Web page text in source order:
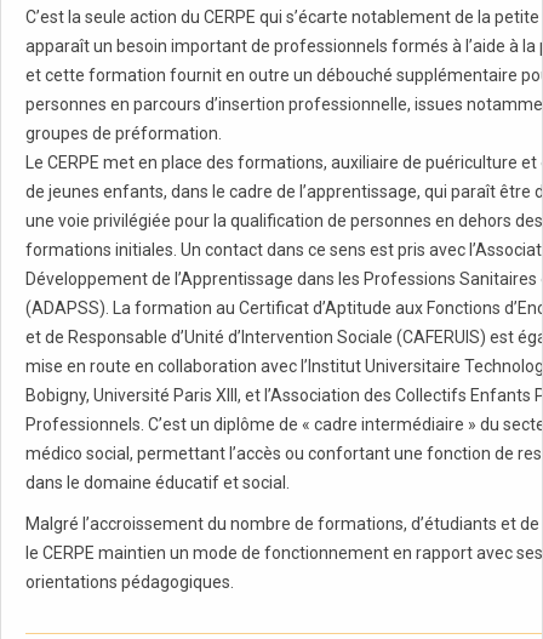
C’est la seule action du CERPE qui s’écarte notablement de la
apparaît un besoin important de professionnels formés à l’aide à la
et cette formation fournit en outre un débouché supplémentaire
personnes en parcours d’insertion professionnelle, issues
groupes de préformation.
Le CERPE met en place des formations, auxiliaire de puériculture
de jeunes enfants, dans le cadre de l’apprentissage, qui paraît être
une voie privilégiée pour la qualification de personnes en dehors des
formations initiales. Un contact dans ce sens est pris avec
Développement de l’Apprentissage dans les Professions Sanitaires
(ADAPSS). La formation au Certificat d’Aptitude aux Fonctions
et de Responsable d’Unité d’Intervention Sociale (CAFERUIS) est
mise en route en collaboration avec l’Institut Universitaire
Bobigny, Université Paris XIII, et l’Association des Collectifs Enfants
Professionnels. C’est un diplôme de « cadre intermédiaire » du
médico social, permettant l’accès ou confortant une fonction de
dans le domaine éducatif et social.
Malgré l’accroissement du nombre de formations, d’étudiants et
le CERPE maintien un mode de fonctionnement en rapport avec
orientations pédagogiques.